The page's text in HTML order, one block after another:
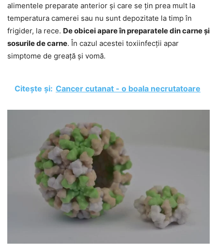
alimentele preparate anterior și care se țin prea mult la
temperatura camerei sau nu sunt depozitate la timp în
frigider, la rece. De obicei apare în preparatele din carne și
sosurile de carne. În cazul acestei toxiinfecții apar
simptome de greață și vomă.
Citește și: Cancer cutanat - o boala necrutatoare